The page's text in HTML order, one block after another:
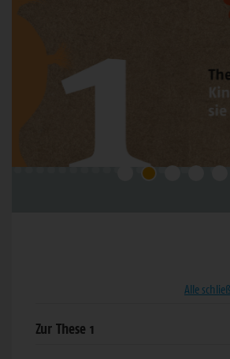
Alle
Zur These 1